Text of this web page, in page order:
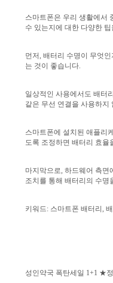
스마트폰은 우리 생활에서
수 있는지에 대한 다양한
먼저, 배터리 수명이 무엇
는 것이 좋습니다.
일상적인 사용에서도 배터
같은 무선 연결을 사용하지
스마트폰에 설치된 애플리
도록 조정하면 배터리 효율
마지막으로, 하드웨어 측면
조치를 통해 배터리의 수명
키워드: 스마트폰 배터리,
성인약국 폭탄세일 1+1 ★